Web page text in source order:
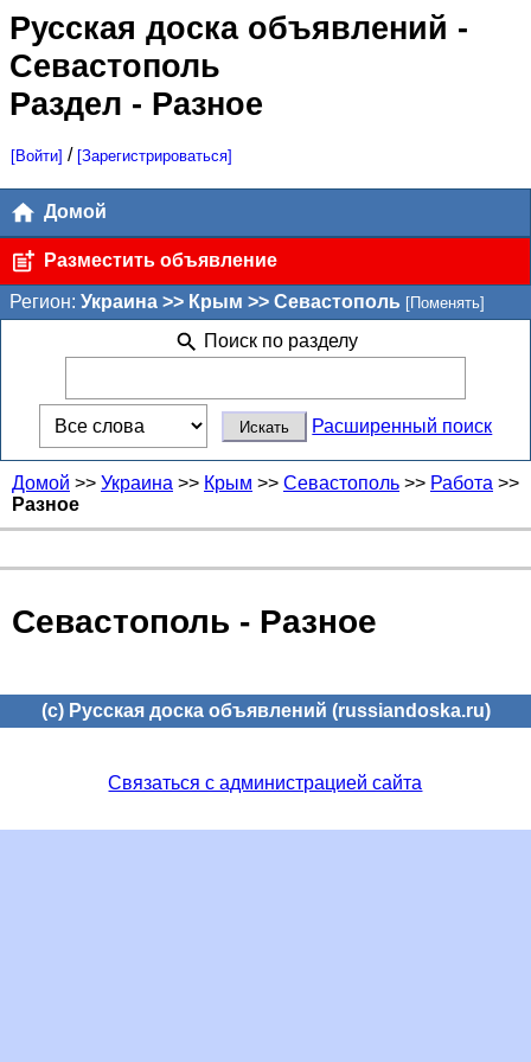
Русская доска объявлений -
Севастополь
Раздел - Разное
[Войти] / [Зарегистрироваться]
Домой
Разместить объявление
Регион: Украина >> Крым >> Севастополь [Поменять]
Поиск по разделу
Расширенный поиск
Домой >> Украина >> Крым >> Севастополь >> Работа >>
Разное
Севастополь - Разное
(c) Русская доска объявлений (russiandoska.ru)
Связаться с администрацией сайта